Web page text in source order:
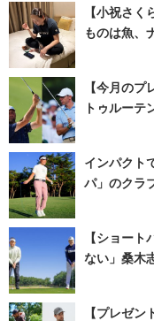
【小祝さ
ものは魚、
【今月の
トゥルーテ
インパクト
パ」のクラ
【ショー
ない」桑木
【プレゼ